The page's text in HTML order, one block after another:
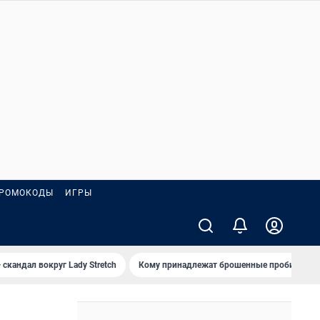
ИГРЫ
вокруг Lady Stretch Кому принадлежат брошенные пробирки?